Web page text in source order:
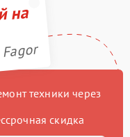
на
техники через
скидка